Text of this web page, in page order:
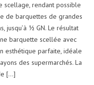
scellage, rendant possible
de barquettes de grandes
jusqu’à ½ GN. Le résultat
barquette scellée avec
esthétique parfaite, idéale
des supermarchés. La
[…]